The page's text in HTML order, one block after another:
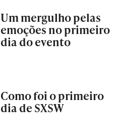
Um mergulho pelas
emoções no primeiro
dia do evento
Como foi o primeiro
dia de SXSW